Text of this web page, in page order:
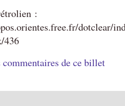
:
dotclear/
436
de ce billet